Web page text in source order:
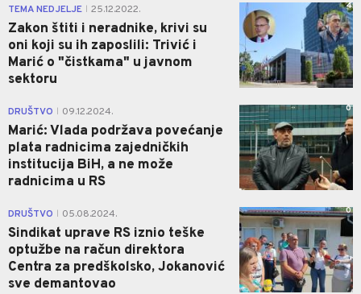
TEMA NEDJELJE 25.12.2022.
Zakon štiti i neradnike, krivi su
oni koji su ih zaposlili: Trivić i
Marić o "čistkama" u javnom
sektoru
4
DRUŠTVO 09.12.2024.
Marić: Vlada podržava povećanje
plata radnicima zajedničkih
institucija BiH, a ne može
radnicima u RS
0
DRUŠTVO 05.08.2024.
Sindikat uprave RS iznio teške
optužbe na račun direktora
Centra za predškolsko, Jokanović
sve demantovao
0